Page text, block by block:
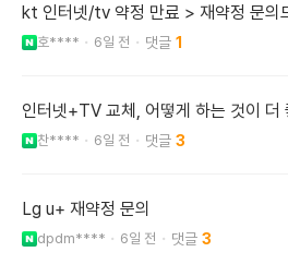
kt 인터넷/tv 약정 만료 > 재약정 문의
호**** 6일 전 1
인터넷+TV 교체, 어떻게 하는 것이 더
찬**** 6일 전 3
Lg u+ 재약정 문의
dpdm**** 6일 전 3